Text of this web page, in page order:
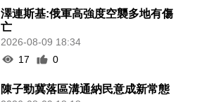
澤連斯基:俄軍高強度空襲多地有傷
亡
2026-08-09 18:34
17
0
陳子勁冀落區溝通納民意成新常態